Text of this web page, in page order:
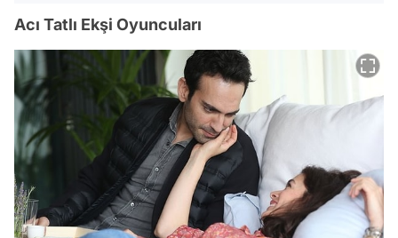
Acı Tatlı Ekşi Oyuncuları